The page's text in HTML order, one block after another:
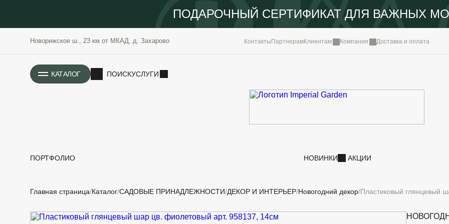
ПОДАРОЧНЫЙ СЕРТИФИКАТ ДЛЯ ВАЖНЫХ
Новорижское ш., 23 км от МКАД, д. Захарово Контакты ПартнерамКлиентам Компания Доставка и оплата
КАТАЛОГ ПОИСКУСЛУГИ
ПОРТФОЛИО НОВИНКИ АКЦИИ
РАСТЕНИЯ
ОЗЕЛЕНЕНИЕ
ИСТОРИЯ
Главная страница Каталог САДОВЫЕ ПРИНАДЛЕЖНОСТИ ДЕКОР И ИНТЕРЬЕР Новогодний декор Пластиковый глянцевый